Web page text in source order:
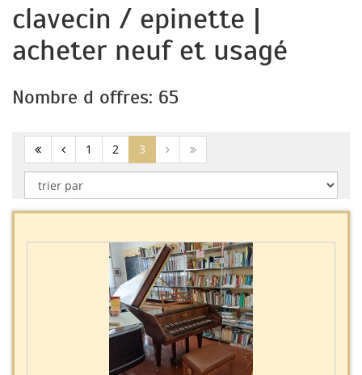
clavecin / epinette |
acheter neuf et usagé
Nombre d offres: 65
1 2 3 (current)